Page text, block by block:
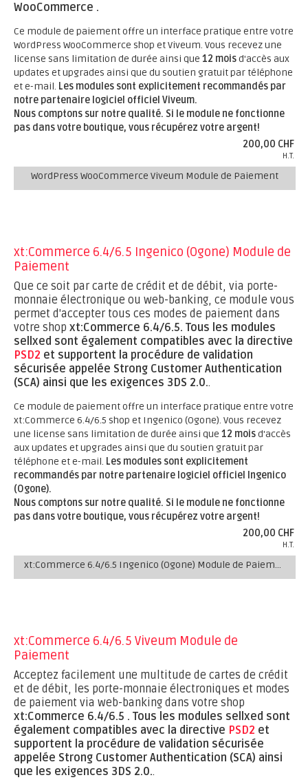
WooCommerce .
Ce module de paiement offre un interface pratique entre votre
WordPress WooCommerce shop et Viveum. Vous recevez une
license sans limitation de durée ainsi que 12 moisd'accès aux
updates et upgrades ainsi que du soutien gratuit par téléphone
et e-mail. Les modules sont explicitement recommandés par
notre partenaire logiciel officiel Viveum.
Nous comptons sur notre qualité. Si le module ne fonctionne
pas dans votre boutique, vous récupérez votre argent!
200,00 CHF
H.T.
WordPress WooCommerce Viveum Module de Paiement
xt:Commerce 6.4/6.5 Ingenico (Ogone) Module de
Paiement
Que ce soit par carte de crédit et de débit, via porte-
monnaie électronique ou web-banking, ce module vous
permet d'accepter tous ces modes de paiement dans
votre shop xt:Commerce 6.4/6.5. Tous les modules
sellxed sont également compatibles avec la directive
PSD2 et supportent la procédure de validation
sécurisée appelée Strong Customer Authentication
(SCA) ainsi que les exigences 3DS 2.0..
Ce module de paiement offre un interface pratique entre votre
xt:Commerce 6.4/6.5 shop et Ingenico (Ogone). Vous recevez
une license sans limitation de durée ainsi que 12 moisd'accès
aux updates et upgrades ainsi que du soutien gratuit par
téléphone et e-mail. Les modules sont explicitement
recommandés par notre partenaire logiciel officiel Ingenico
(Ogone).
Nous comptons sur notre qualité. Si le module ne fonctionne
pas dans votre boutique, vous récupérez votre argent!
200,00 CHF
H.T.
xt:Commerce 6.4/6.5 Ingenico (Ogone) Module de Paiement
xt:Commerce 6.4/6.5 Viveum Module de
Paiement
Acceptez facilement une multitude de cartes de crédit
et de débit, les porte-monnaie électroniques et modes
de paiement via web-banking dans votre shop
xt:Commerce 6.4/6.5 . Tous les modules sellxed sont
également compatibles avec la directive PSD2 et
supportent la procédure de validation sécurisée
appelée Strong Customer Authentication (SCA) ainsi
que les exigences 3DS 2.0..